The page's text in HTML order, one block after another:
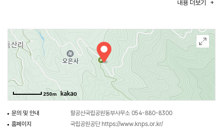
이루고 있으며 골짜기마다 절묘한 암벽과 어우러진 울창한 숲은 명산의 위세를
있었으나, 대구가 승격되면서 지금은 대구광역시 동구, 군위군 부계면, 산성면,
효령면 일부와 영천시, 칠곡군, 경산시, 구미시 선산군에 걸쳐있으며, 2023년
12월 31일 국립공원 제23호로 지정되었다.
삼존불을 모신 삼존석굴과 보각국사 일연선사가 <삼국유사>를 저술한 장소인
인각사가 팔공산 국립공원 중 군위군에 속해 있는 역사적 유물이다.
내용 더보기
250m
문의 및 안내
팔공산국립공원동부사무소 054-880-8300
홈페이지
국립공원공단 https://www.knps.or.kr/